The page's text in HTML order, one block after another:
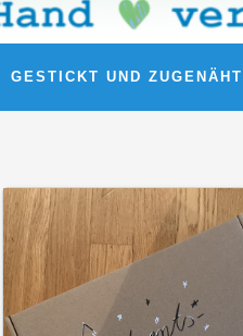
GESTICKT UND ZUGENÄHT